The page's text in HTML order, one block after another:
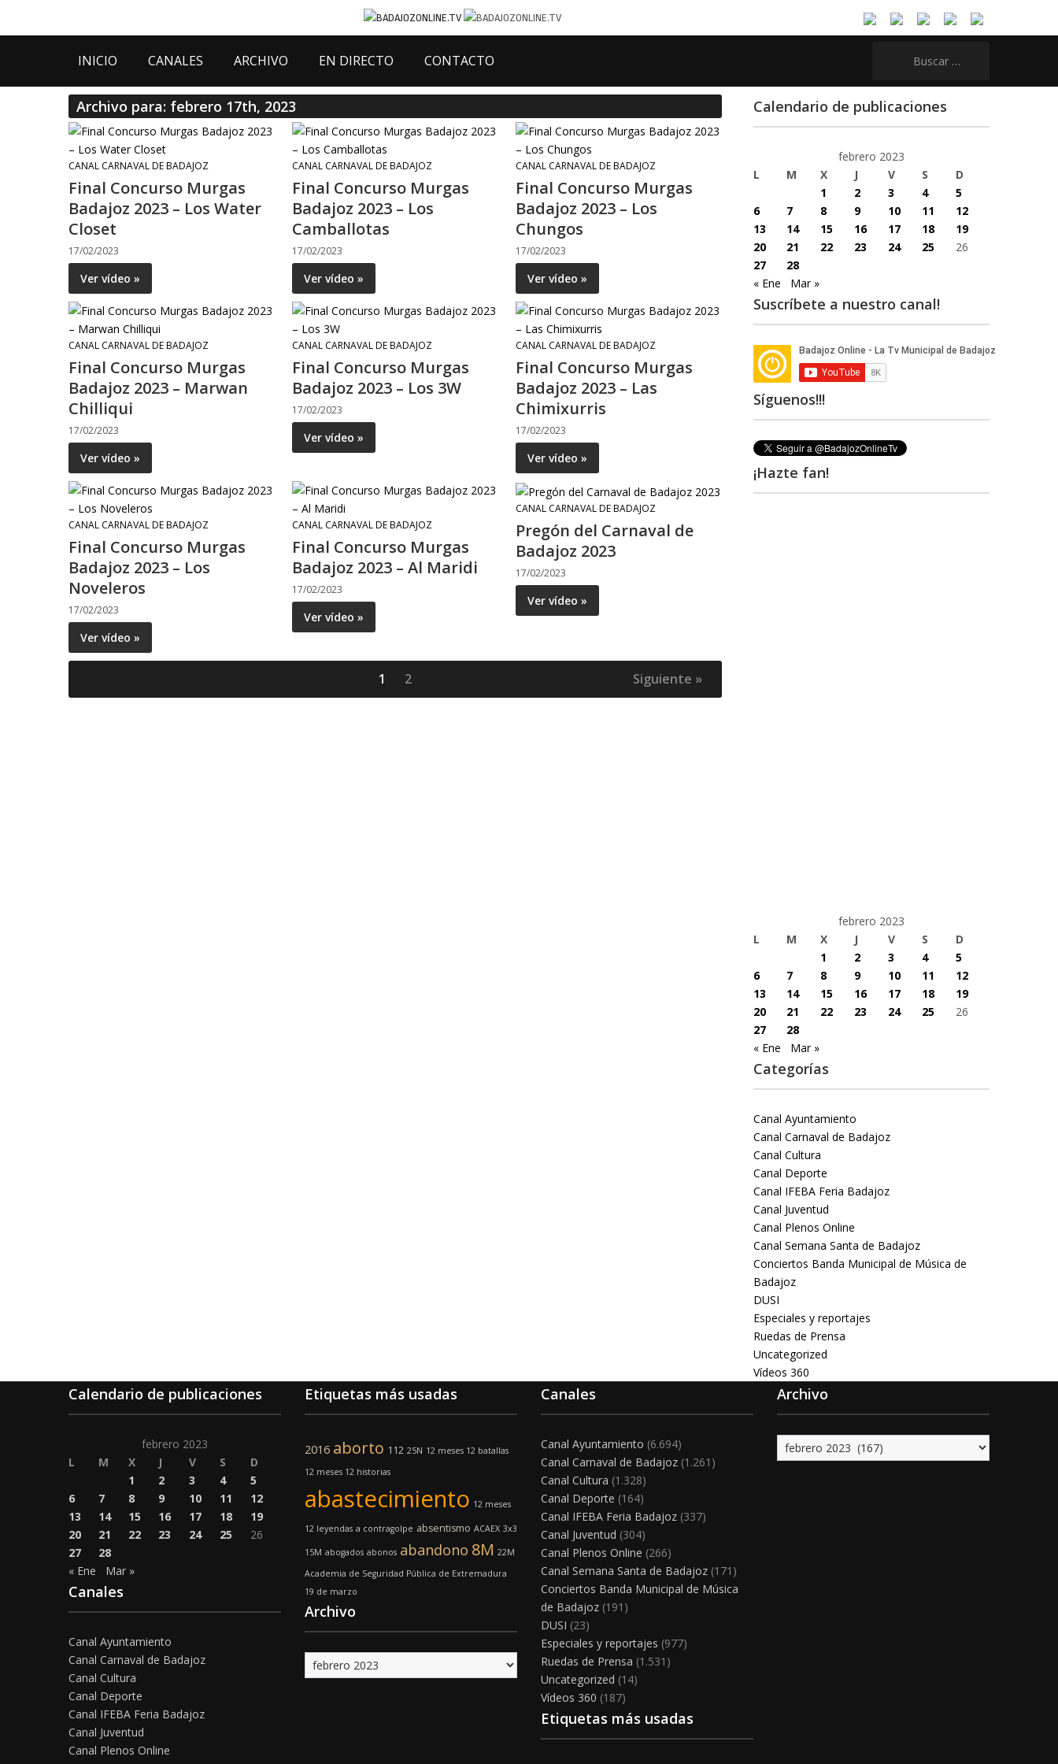
INICIO CANALES ARCHIVO EN DIRECTO CONTACTO
Archivo para: febrero 17th, 2023
CANAL CARNAVAL DE BADAJOZ
Final Concurso Murgas
Badajoz 2023 – Los Water
Closet
17/02/2023
Ver vídeo »
CANAL CARNAVAL DE BADAJOZ
Final Concurso Murgas
Badajoz 2023 – Los
Camballotas
17/02/2023
Ver vídeo »
CANAL CARNAVAL DE BADAJOZ
Final Concurso Murgas
Badajoz 2023 – Los
Chungos
17/02/2023
Ver vídeo »
CANAL CARNAVAL DE BADAJOZ
Final Concurso Murgas
Badajoz 2023 – Marwan
Chilliqui
17/02/2023
Ver vídeo »
CANAL CARNAVAL DE BADAJOZ
Final Concurso Murgas
Badajoz 2023 – Los 3W
17/02/2023
Ver vídeo »
CANAL CARNAVAL DE BADAJOZ
Final Concurso Murgas
Badajoz 2023 – Las
Chimixurris
17/02/2023
Ver vídeo »
CANAL CARNAVAL DE BADAJOZ
Final Concurso Murgas
Badajoz 2023 – Los
Noveleros
17/02/2023
Ver vídeo »
CANAL CARNAVAL DE BADAJOZ
Final Concurso Murgas
Badajoz 2023 – Al Maridi
17/02/2023
Ver vídeo »
CANAL CARNAVAL DE BADAJOZ
Pregón del Carnaval de
Badajoz 2023
17/02/2023
Ver vídeo »
1 2 Siguiente »
Calendario de publicaciones
febrero 2023
L
M X J V S
D
1
2 3 4
5
6
7 8 9 10 11
12
13
14 15 16 17 18
19
20
21 22 23 24 25
26
27
28
« Ene
Mar »
Suscríbete a nuestro canal!
Síguenos!!!
¡Hazte fan!
febrero 2023
L
M X J V S
D
1
2 3 4
5
6
7 8 9 10 11
12
13
14 15 16 17 18
19
20
21 22 23 24 25
26
27
28
« Ene
Mar »
Categorías
Canal Ayuntamiento
Canal Carnaval de Badajoz
Canal Cultura
Canal Deporte
Canal IFEBA Feria Badajoz
Canal Juventud
Canal Plenos Online
Canal Semana Santa de Badajoz
Conciertos Banda Municipal de Música de
Badajoz
DUSI
Especiales y reportajes
Ruedas de Prensa
Uncategorized
Vídeos 360
Calendario de publicaciones
febrero 2023
L
M X J V S
D
1
2 3 4
5
6
7 8 9 10 11
12
13
14 15 16 17 18
19
20
21 22 23 24 25
26
27
28
« Ene
Mar »
Canales
Canal Ayuntamiento
Canal Carnaval de Badajoz
Canal Cultura
Canal Deporte
Canal IFEBA Feria Badajoz
Canal Juventud
Canal Plenos Online
Etiquetas más usadas
2016 aborto 112 25N 12 meses 12 batallas
12 meses 12 historias
abastecimiento 12 meses
12 leyendas a contragolpe absentismo ACAEX 3x3
15M abogados abonos abandono 8M 22M
Academia de Seguridad Pública de Extremadura
19 de marzo
Archivo
Archivo
Canales
Canal Ayuntamiento (6.694)
Canal Carnaval de Badajoz (1.261)
Canal Cultura (1.328)
Canal Deporte (164)
Canal IFEBA Feria Badajoz (337)
Canal Juventud (304)
Canal Plenos Online (266)
Canal Semana Santa de Badajoz (171)
Conciertos Banda Municipal de Música
de Badajoz (191)
DUSI (23)
Especiales y reportajes (977)
Ruedas de Prensa (1.531)
Uncategorized (14)
Vídeos 360 (187)
Etiquetas más usadas
Archivo
Archivo